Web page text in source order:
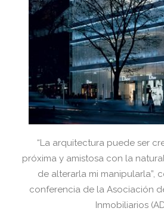
“La arquitectura puede ser
próxima y amistosa con la
de alterarla mi manipularla”,
conferencia de la Asociación
Inmobiliarios